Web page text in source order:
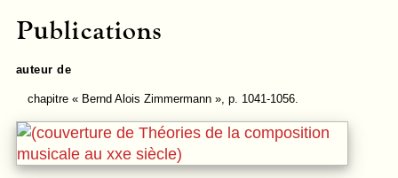
Publications
auteur de
chapitre« Bernd Alois Zimmermann », p. 1041-1056.